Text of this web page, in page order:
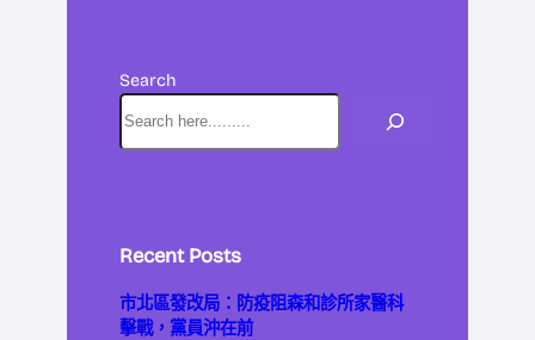
Search
Recent Posts
市北區發改局：防疫阻森和診所家醫科
擊戰，黨員沖在前